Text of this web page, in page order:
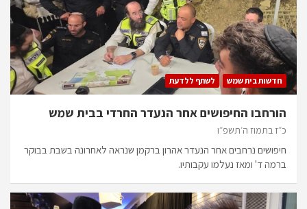
חדשות בית שמש לשתף ללדעת
הורחבו החיפושים אחר הנעדר החרדי בבית שמש
כ״ז בתמוז ה׳תשפ״ו
חיפושים נרחבים אחר הנעדר אהרון ברקמן שנראה לאחרונה בשבת בבוקר
ברמה ד' ומאז נעלמו עקבותיו.